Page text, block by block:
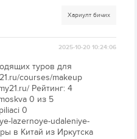
Хариулт бичих
2025-10-20 10:24:06
туров для
courses/makeup
Рейтинг: 4
0 из 5
0
lazernoye-udaleniye-
в Китай из Иркутска